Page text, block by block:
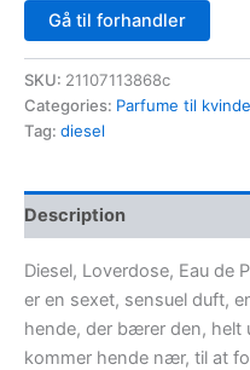
Gå til forhandler
SKU: 21107113868c
Categories: Parfume til
Tag: diesel
Description
Diesel, Loverdose, Eau de
er en sexet, sensuel duft,
hende, der bærer den, helt
kommer hende nær, til at